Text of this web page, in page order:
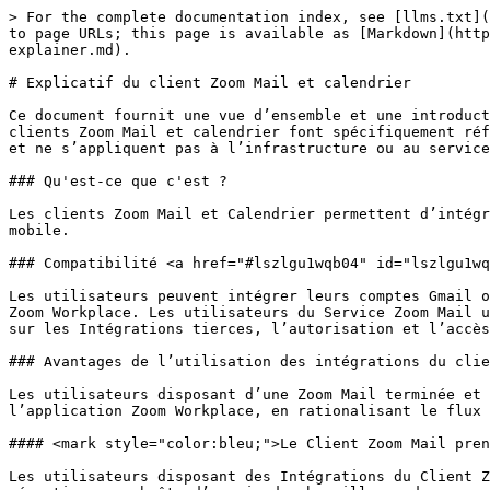
> For the complete documentation index, see [llms.txt](https://library.zoom.com/llms.txt). Markdown versions of documentation pages are available by appending `.md` to page URLs; this page is available as [Markdown](https://library.zoom.com/technical-library/fr/zoom-workplace/zoom-mail-and-calendar/zoom-mail-and-calendar-client-explainer.md).

# Explicatif du client Zoom Mail et calendrier

Ce document fournit une vue d’ensemble et une introduction à Zoom Mail et Zoom Calendar *Clients*, à ne pas confondre avec le Zoom Mail et calendrier *Services*. Les clients Zoom Mail et calendrier font spécifiquement référence aux interfaces utilisateur dans l’application pour gérer l’e-mail et les calendriers d’un utilisateur, et ne s’appliquent pas à l’infrastructure ou au service de planification et d’e-mail de Zoom.

### Qu'est-ce que c'est ?

Les clients Zoom Mail et Calendrier permettent d’intégrer des comptes e-mail et de calendrier pris en charge aux applications Zoom Workplace pour ordinateur et mobile.

### Compatibilité <a href="#lszlgu1wqb04" id="lszlgu1wqb04"></a>

Les utilisateurs peuvent intégrer leurs comptes Gmail ou Microsoft 365 pour le travail et l’école avec un accès natif au calendrier et à l’e-mail via l’application Zoom Workplace. Les utilisateurs du Service Zoom Mail utilisent automatiquement l’application Zoom Workplace comme client de e-mail et de calendrier. Des informations sur les Intégrations tierces, l’autorisation et l’accès sont décrites ci-dessous.

### Avantages de l’utilisation des intégrations du client E-mail et du client calendrier <a href="#su7cr3pxsyag" id="su7cr3pxsyag"></a>

Les utilisateurs disposant d’une Zoom Mail terminée et d’une intégration aux calendriers peuvent accéder à la fois à leur compte e-mail et à leurs calendrier dans l’application Zoom Workplace, en rationalisant le flux de travail et en réduisant les dépendances à des applications e-mail distinctes ou à des navigateurs.

#### <mark style="color:bleu;">Le Client Zoom Mail prend en charge les fonctions e-mail essentielles</mark> <a href="#id-41329ubbsvjr" id="id-41329ubbsvjr"></a>

Les utilisateurs disposant des Intégrations du Client Zoom Mail peuvent accéder à des fonctionnalités e-mail essentielles, notamment, sans s’y limiter, une boîte de réception, une boîte d’envoi, des brouillons, des messages envoyés, l’archivage, la recherche, des règles (filtres), le marquage par étoile, des libellés personnalisés, des messages d’absence et des signatures.

#### <mark style="color:bleu;">Les utilisateurs disposant du Client Zoom Calendar peuvent planifier, mettre à jour et supprimer des événements de calendrier dans le client</mark> <a href="#f5dbej4nz0l" id="f5dbej4nz0l"></a>

Les utilisateurs ont un accès complet à leurs calendriers, y compris les calendriers partagés et de ressources, dans l'application Zoom Workplace. Cela inclut la possibilité de planifier, mettre à jour ou supprimer des événements du calendrier pour tous les calendriers auxquels ils ont accès et pour lesquels ils ont les privilèges nécessaires.

#### <mark style="color:bleu;">Le Client Zoom Calendar prend également en charge la programmation du Privilège sur les calendriers des autres utilisateurs</mark> <a href="#pyd20slysu6d" id="pyd20slysu6d"></a>